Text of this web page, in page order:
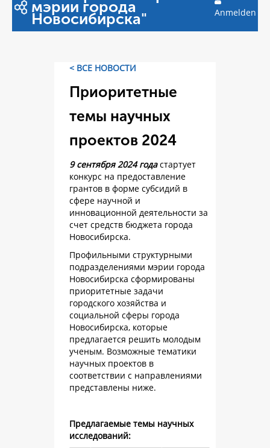
мэрии города
Новосибирска" Anmelden
< ВСЕ НОВОСТИ
Приоритетные
темы научных
проектов 2024
9 сентября 2024 годастартует
конкурс на предоставление
грантов в форме субсидий в
сфере научной и
инновационной деятельности за
счет средств бюджета города
Новосибирска.
Профильными структурными
подразделениями мэрии города
Новосибирска сформированы
приоритетные задачи
городского хозяйства и
социальной сферы города
Новосибирска, которые
предлагается решить молодым
ученым. Возможные тематики
научных проектов в
соответствии с направлениями
представлены ниже.
Предлагаемые темы научных
исследований: